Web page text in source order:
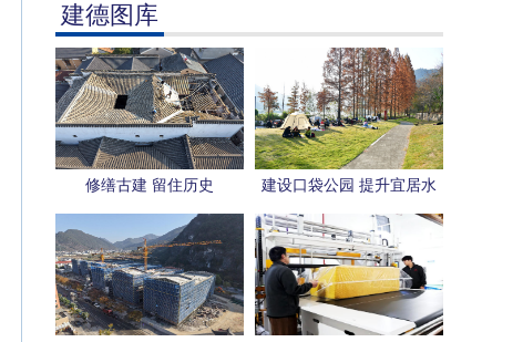
建德图库
修缮古建 留住历史
建设口袋公园 提升宜居水